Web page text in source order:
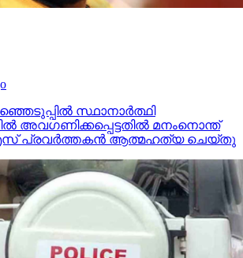
സ്ഥാനാര്‍ത്ഥി
അവഗണിക്കപ്പെട്ടതില്‍ മനംനൊന്ത്
പ്രവര്‍ത്തകന്‍ ആത്മഹത്യ ചെയ്തു